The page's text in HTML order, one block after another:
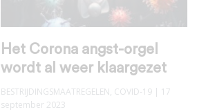
Het Corona angst-orgel
wordt al weer klaargezet
BESTRIJDINGSMAATREGELEN, COVID-19 | 17
september 2023